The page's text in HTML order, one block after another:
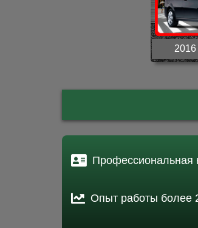
2016
Профессиональная
Опыт работы более